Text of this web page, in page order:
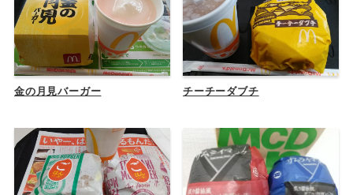
金の月見バーガー チーチーダブチ